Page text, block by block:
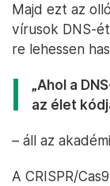
Majd ezt az
vírusok DNS-
re lehessen
„Ahol a
az élet
– áll az
A CRISPR/